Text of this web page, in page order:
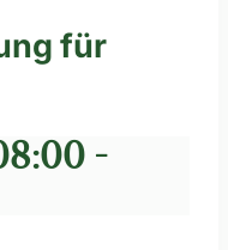
für
-